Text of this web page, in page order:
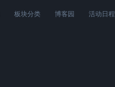
板块分类 博客园 活动日程